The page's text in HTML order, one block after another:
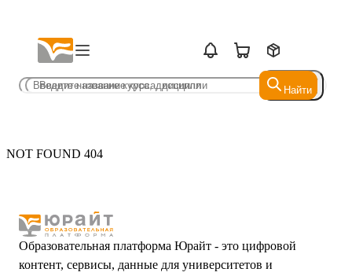
Найти
Найти
NOT FOUND 404
Образовательная платформа Юрайт - это цифровой
контент, сервисы, данные для университетов и